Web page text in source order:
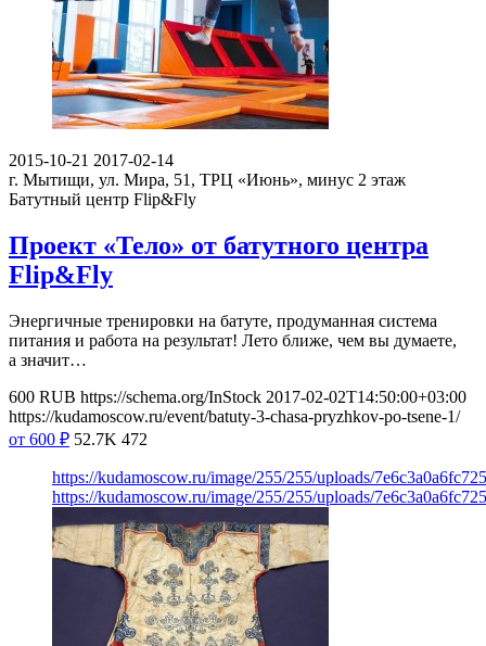
2015-10-21 2017-02-14
г. Мытищи, ул. Мира, 51, ТРЦ «Июнь», минус 2 этаж
Батутный центр Flip&Fly
Проект «Тело» от батутного центра
Flip&Fly
Энергичные тренировки на батуте, продуманная система
питания и работа на результат! Лето ближе, чем вы думаете,
а значит…
600 RUB https://schema.org/InStock 2017-02-02T14:50:00+03:00
https://kudamoscow.ru/event/batuty-3-chasa-pryzhkov-po-tsene-1/
от 600 ₽ 52.7K 472
https://kudamoscow.ru/image/255/255/uploads/
https://kudamoscow.ru/image/255/255/uploads/